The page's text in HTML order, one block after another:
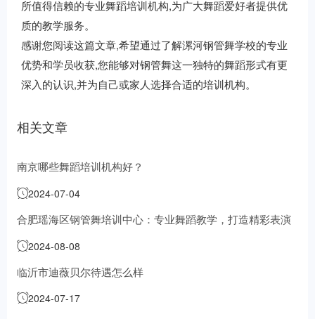
所值得信赖的专业舞蹈培训机构,为广大舞蹈爱好者提供优
质的教学服务。
感谢您阅读这篇文章,希望通过了解漯河钢管舞学校的专业
优势和学员收获,您能够对钢管舞这一独特的舞蹈形式有更
深入的认识,并为自己或家人选择合适的培训机构。
相关文章
南京哪些舞蹈培训机构好？
2024-07-04
合肥瑶海区钢管舞培训中心：专业舞蹈教学，打造精彩表演
2024-08-08
临沂市迪薇贝尔待遇怎么样
2024-07-17